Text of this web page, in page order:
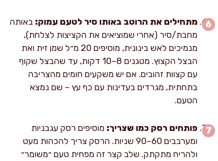
מתחילים את הרוטב באותו סיר לטעם עמוק: באותה
מחבת/סיר (אחרי שמוציאים את הקציצות לצלחת),
מנמיכים לאש בינונית, מוסיפים 20 מ״ל שמן זית ואת
הבצל הקצוץ. מטגנים 8–10 דקות, עד שהבצל שקוף
עם קצוות זהובים. אם יש משקעים חומים מהצריבה
בתחתית, מגרדים בעדינות עם כף עץ – שם נמצא
הטעם.
פותחים רסק כמו שצריך: מוסיפים רסק עגבניות
ומערבבים 60–90 שניות. הרסק צריך להכהות מעט
ולהריח מתקתק. שלב קצר זה מפחית טעם ״משומר״